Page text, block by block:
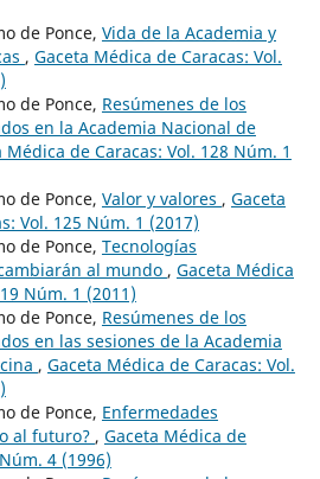
de Ponce, Vida de la Academia y
, Gaceta Médica de Caracas: Vol.
de Ponce, Resúmenes de los
en la Academia Nacional de
Médica de Caracas: Vol. 128 Núm. 1
de Ponce, Valor y valores , Gaceta
Vol. 125 Núm. 1 (2017)
de Ponce, Tecnologías
al mundo , Gaceta Médica
Núm. 1 (2011)
de Ponce, Resúmenes de los
en las sesiones de la Academia
, Gaceta Médica de Caracas: Vol.
de Ponce, Enfermedades
al futuro? , Gaceta Médica de
4 (1996)